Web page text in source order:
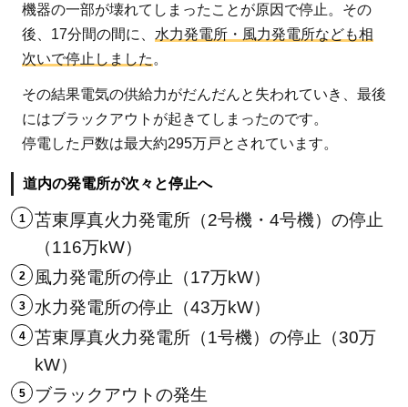
機器の一部が壊れてしまったことが原因で停止。その
後、17分間の間に、 水力発電所・風力発電所なども相
次いで停止しました 。
その結果電気の供給力がだんだんと失われていき、最後
にはブラックアウトが起きてしまったのです。
停電した戸数は最大約295万戸とされています。
道内の発電所が次々と停止へ
苫東厚真火力発電所（2号機・4号機）の停止
（116万kW）
風力発電所の停止（17万kW）
水力発電所の停止（43万kW）
苫東厚真火力発電所（1号機）の停止（30万
kW）
ブラックアウトの発生